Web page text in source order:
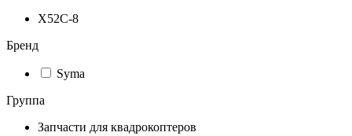
X52C-8
Бренд
Syma
Группа
Запчасти для квадрокоптеров